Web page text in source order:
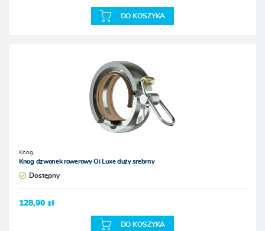
DO KOSZYKA
Knog
Knog dzwonek rowerowy Oi Luxe duży srebrny
Dostępny
128,90 zł
DO KOSZYKA